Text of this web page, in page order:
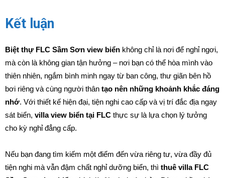
Kết luận
Biệt thự FLC Sầm Sơn view biển không chỉ là nơi để nghỉ ngơi,
mà còn là không gian tận hưởng – nơi bạn có thể hòa mình vào
thiên nhiên, ngắm bình minh ngay từ ban công, thư giãn bên hồ
bơi riêng và cùng người thân tạo nên những khoảnh khắc đáng
nhớ. Với thiết kế hiện đại, tiện nghi cao cấp và vị trí đắc địa ngay
sát biển, villa view biển tại FLC thực sự là lựa chọn lý tưởng
cho kỳ nghỉ đẳng cấp.
Nếu bạn đang tìm kiếm một điểm đến vừa riêng tư, vừa đầy đủ
tiện nghi mà vẫn đậm chất nghỉ dưỡng biển, thì thuê villa FLC